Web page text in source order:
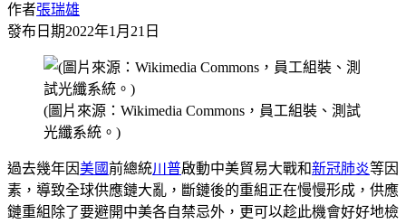
作者張瑞雄
發布日期2022年1月21日
(圖片來源：Wikimedia Commons，員工組裝、測試
光纖系統。)
過去幾年因美國前總統川普啟動中美貿易大戰和新冠肺炎等因
素，導致全球供應鏈大亂，斷鏈後的重組正在慢慢形成，供應
鏈重組除了要避開中美各自禁忌外，更可以趁此機會好好地檢